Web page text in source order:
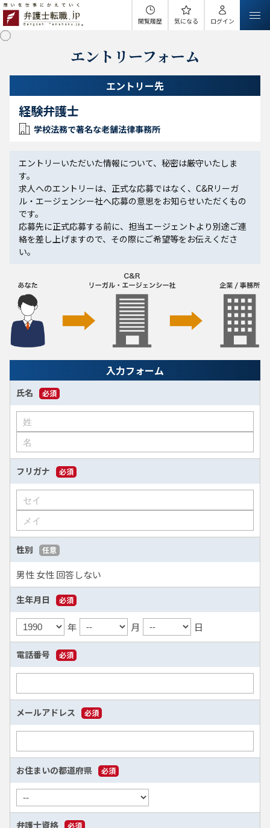
閲覧履歴 気になる ログイン
エントリーフォーム
エントリー先
経験弁護士
学校法務で著名な老舗法律事務所
エントリーいただいた情報について、秘密は厳守いたしま
す。
求人へのエントリーは、正式な応募ではなく、C&Rリーガ
ル・エージェンシー社へ応募の意思をお知らせいただくもの
です。
応募先に正式応募する前に、担当エージェントより別途ご連
絡を差し上げますので、その際にご希望等をお伝えくださ
い。
入力フォーム
氏名 必須
フリガナ 必須
性別 任意
男性女性回答しない
生年月日 必須
年 月 日
電話番号 必須
メールアドレス 必須
お住まいの都道府県 必須
弁護士資格 必須